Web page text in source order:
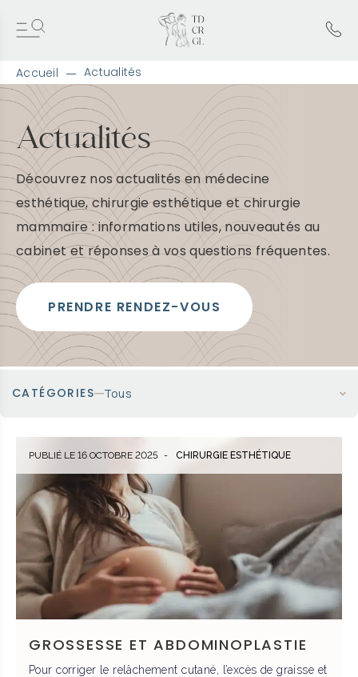
Accueil Actualités
A
r
d
i
e
e
e
n
t
c
Actualités
Découvrez nos actualités en médecine
esthétique, chirurgie esthétique et chirurgie
mammaire : informations utiles, nouveautés au
cabinet et réponses à vos questions fréquentes.
PRENDRE RENDEZ-VOUS
CATÉGORIES Tous
PUBLIÉ LE 16 OCTOBRE 2025 CHIRURGIE ESTHÉTIQUE
GROSSESSE ET ABDOMINOPLASTIE
Pour corriger le relâchement cutané, l’excès de graisse et